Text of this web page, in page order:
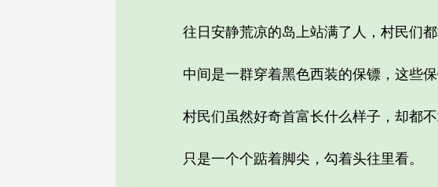
往日安静荒凉的岛上站满了人，村民们都
中间是一群穿着黑色西装的保镖，这些保
村民们虽然好奇首富长什么样子，却都不
只是一个个踮着脚尖，勾着头往里看。